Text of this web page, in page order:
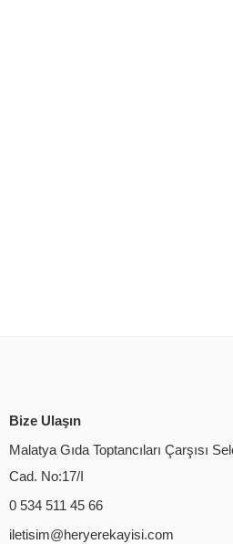
Bize Ulaşın
Malatya Gıda Toptancıları Çarşısı
Cad. No:17/I
0 534 511 45 66
iletisim@heryerekayisi.com